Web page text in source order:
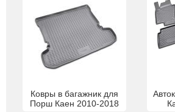
Ковры в багажник для
Порш Каен 2010-2018